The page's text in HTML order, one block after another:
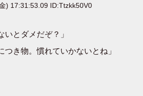
) 17:31:53.09 ID:Ttzkk50V0
とダメだぞ？」
き物。慣れていかないとね」